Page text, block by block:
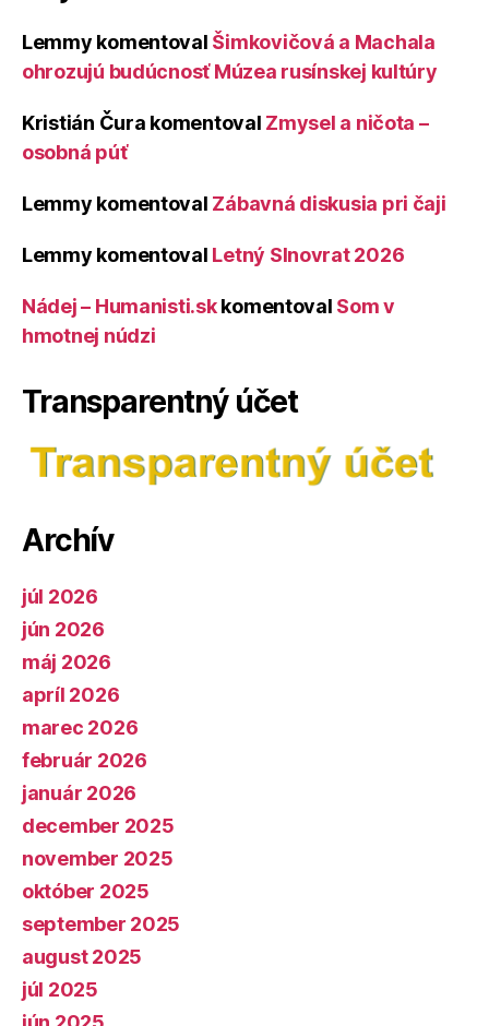
Lemmy komentoval Šimkovičová a Machala
ohrozujú budúcnosť Múzea rusínskej kultúry
Kristián Čura komentoval Zmysel a ničota –
osobná púť
Lemmy komentoval Zábavná diskusia pri čaji
Lemmy komentoval Letný Slnovrat 2026
Nádej – Humanisti.skkomentoval Som v
hmotnej núdzi
Transparentný účet
Archív
júl 2026
jún 2026
máj 2026
apríl 2026
marec 2026
február 2026
január 2026
december 2025
november 2025
október 2025
september 2025
august 2025
júl 2025